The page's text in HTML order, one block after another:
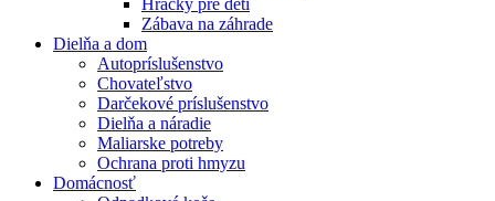
Zábava na záhrade
Dielňa a dom
Autopríslušenstvo
Chovateľstvo
Darčekové príslušenstvo
Dielňa a náradie
Maliarske potreby
Ochrana proti hmyzu
Domácnosť